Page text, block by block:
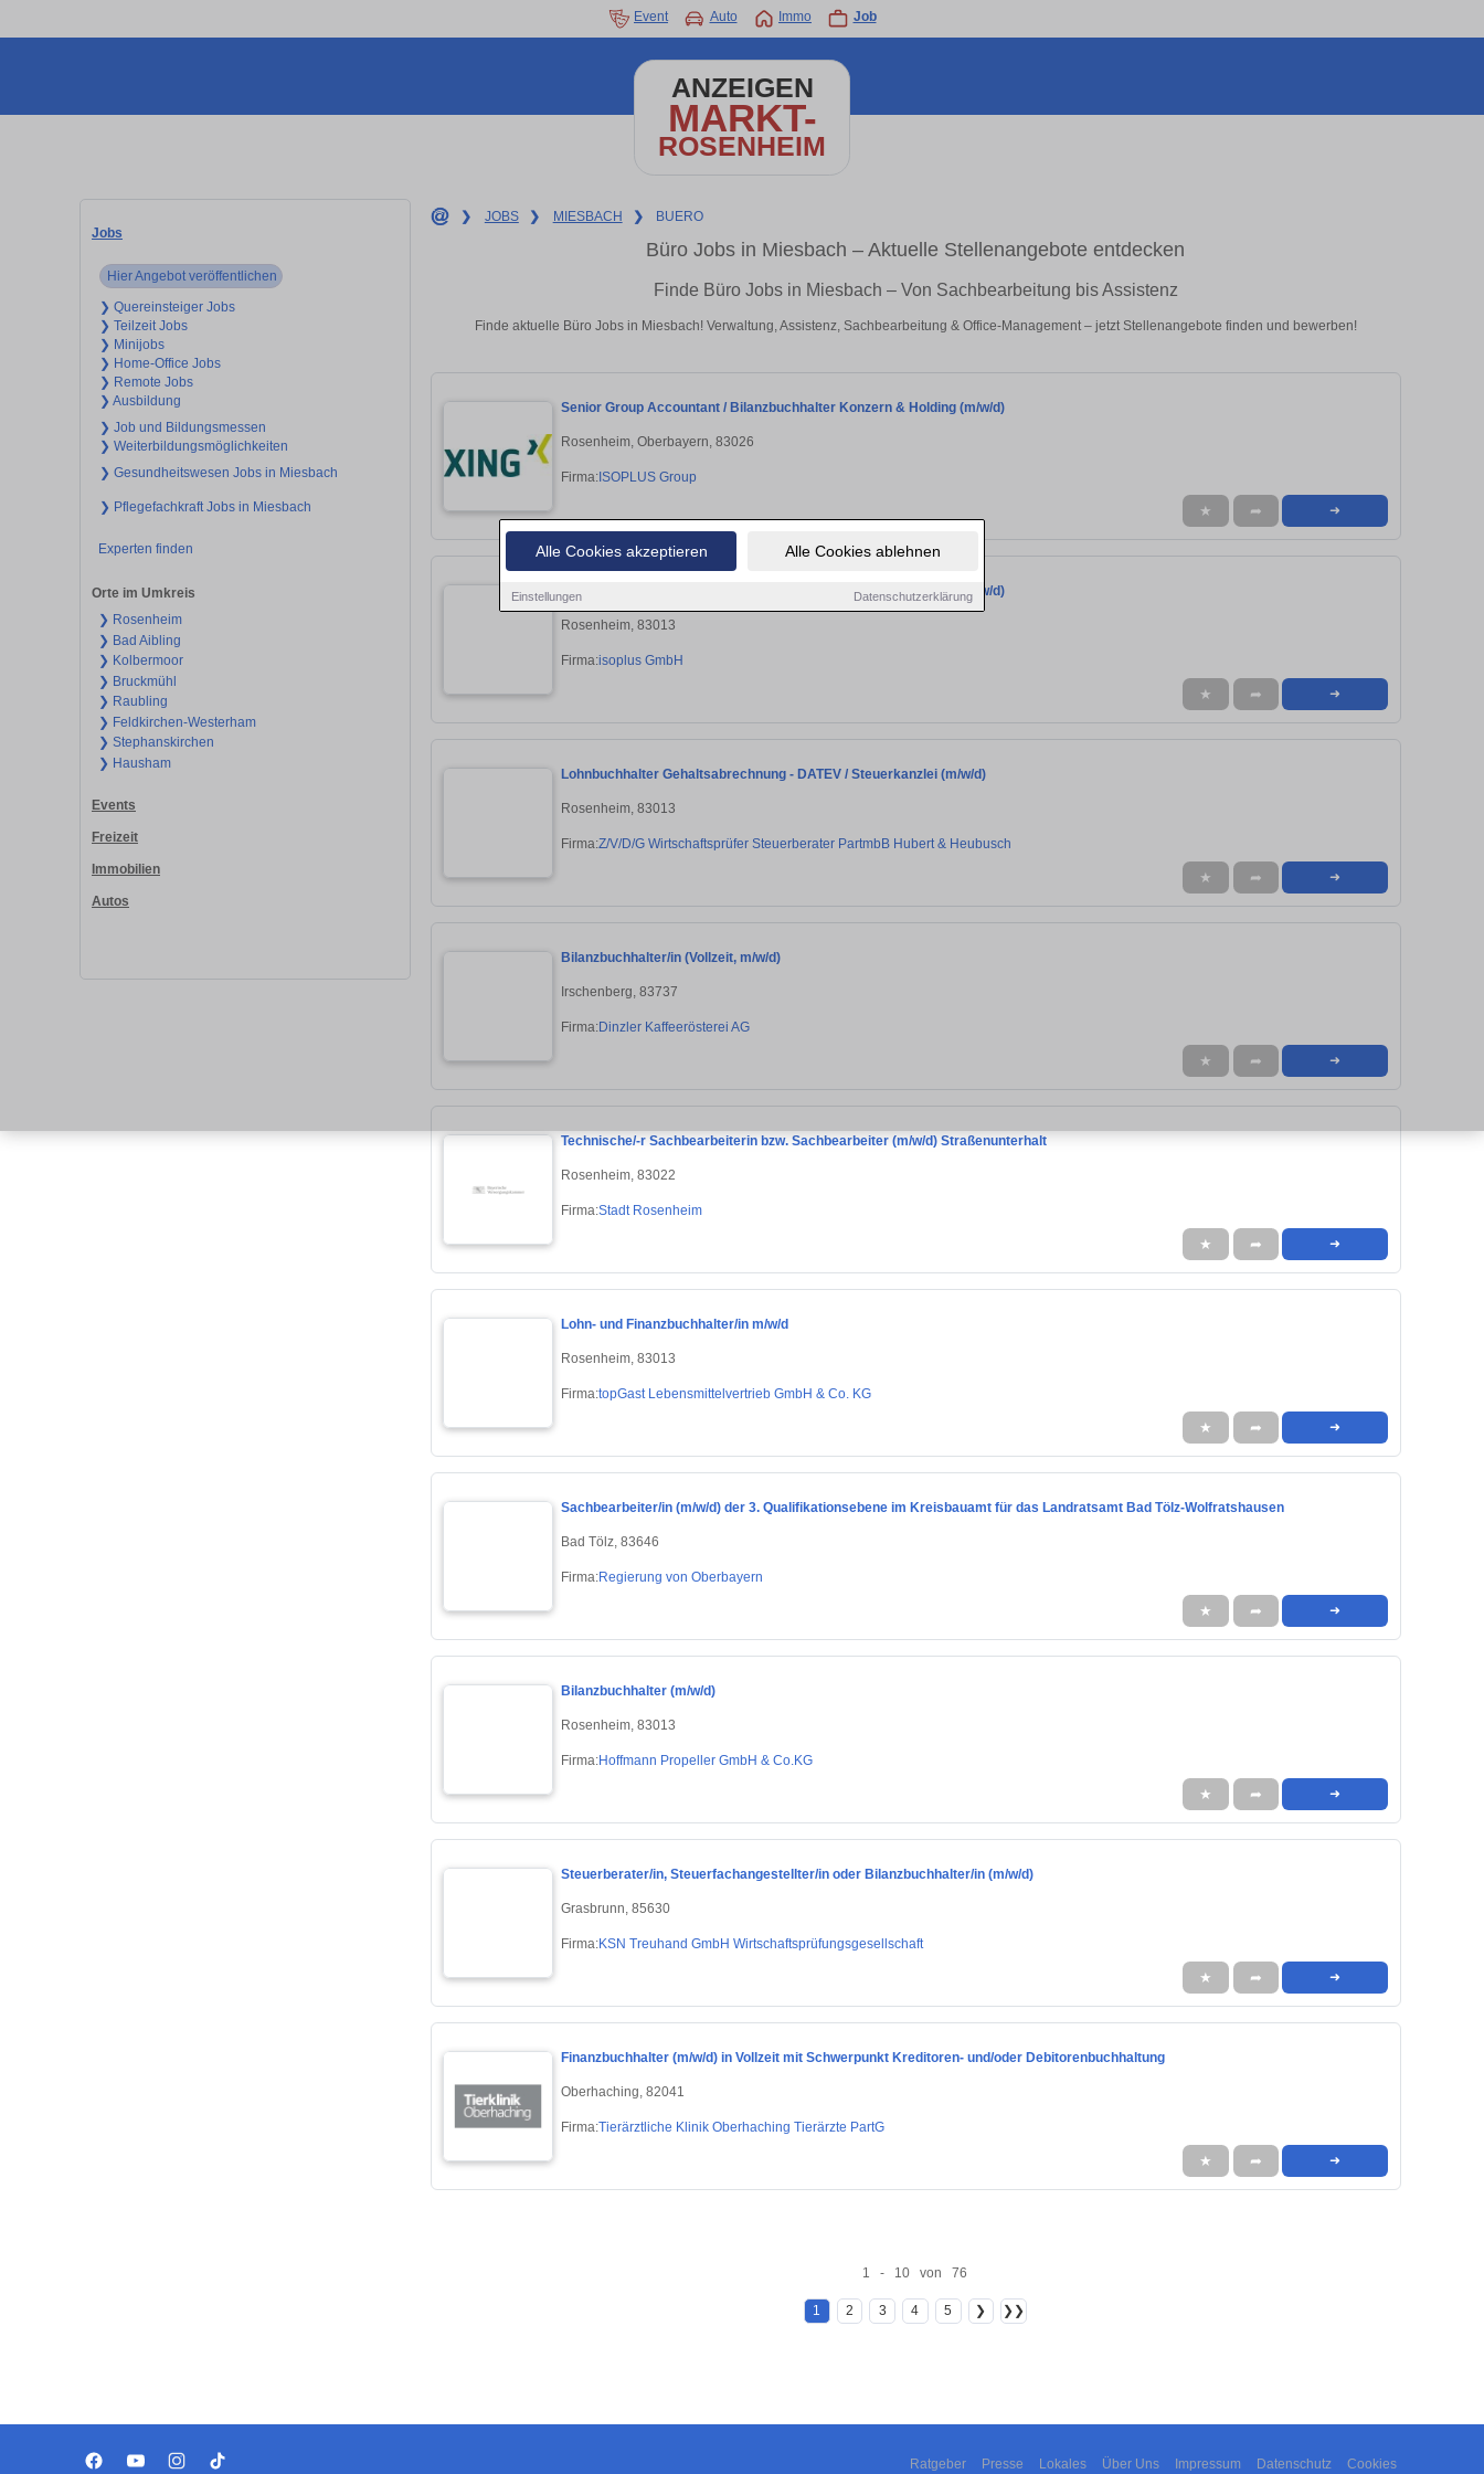
Alle Cookies akzeptieren Alle Cookies ablehnen
Einstellungen Datenschutzerklärung
Event Auto Immo Job
ANZEIGEN
MARKT-
ROSENHEIM
Jobs
Hier Angebot veröffentlichen
❯ Quereinsteiger Jobs
❯ Teilzeit Jobs
❯ Minijobs
❯ Home-Office Jobs
❯ Remote Jobs
❯ Ausbildung
❯ Job und Bildungsmessen
❯ Weiterbildungsmöglichkeiten
❯ Gesundheitswesen Jobs in Miesbach
❯ Pflegefachkraft Jobs in Miesbach
Experten finden
Orte im Umkreis
❯ Rosenheim
❯ Bad Aibling
❯ Kolbermoor
❯ Bruckmühl
❯ Raubling
❯ Feldkirchen-Westerham
❯ Stephanskirchen
❯ Hausham
Events
Freizeit
Immobilien
Autos
❯ JOBS ❯ MIESBACH ❯ BUERO
Büro Jobs in Miesbach – Aktuelle Stellenangebote entdecken
Finde Büro Jobs in Miesbach – Von Sachbearbeitung bis Assistenz
Finde aktuelle Büro Jobs in Miesbach! Verwaltung, Assistenz, Sachbearbeitung & Office-Management – jetzt Stellenangebote finden und bewerben!
Senior Group Accountant / Bilanzbuchhalter Konzern & Holding (m/w/d)
Rosenheim, Oberbayern, 83026
Firma:ISOPLUS Group
★ ➦ ➜
Senior Group Accountant / Bilanzbuchhalter Konzern & Holding (m/w/d)
Rosenheim, 83013
Firma:isoplus GmbH
★ ➦ ➜
Lohnbuchhalter Gehaltsabrechnung - DATEV / Steuerkanzlei (m/w/d)
Rosenheim, 83013
Firma:Z/V/D/G Wirtschaftsprüfer Steuerberater PartmbB Hubert & Heubusch
★ ➦ ➜
Bilanzbuchhalter/in (Vollzeit, m/w/d)
Irschenberg, 83737
Firma:Dinzler Kaffeerösterei AG
★ ➦ ➜
Technische/-r Sachbearbeiterin bzw. Sachbearbeiter (m/w/d) Straßenunterhalt
Rosenheim, 83022
Firma:Stadt Rosenheim
★ ➦ ➜
Lohn- und Finanzbuchhalter/in m/w/d
Rosenheim, 83013
Firma:topGast Lebensmittelvertrieb GmbH & Co. KG
★ ➦ ➜
Sachbearbeiter/in (m/w/d) der 3. Qualifikationsebene im Kreisbauamt für das Landratsamt Bad Tölz-Wolfratshausen
Bad Tölz, 83646
Firma:Regierung von Oberbayern
★ ➦ ➜
Bilanzbuchhalter (m/w/d)
Rosenheim, 83013
Firma:Hoffmann Propeller GmbH & Co.KG
★ ➦ ➜
Steuerberater/in, Steuerfachangestellter/in oder Bilanzbuchhalter/in (m/w/d)
Grasbrunn, 85630
Firma:KSN Treuhand GmbH Wirtschaftsprüfungsgesellschaft
★ ➦ ➜
Finanzbuchhalter (m/w/d) in Vollzeit mit Schwerpunkt Kreditoren- und/oder Debitorenbuchhaltung
Oberhaching, 82041
Firma:Tierärztliche Klinik Oberhaching Tierärzte PartG
★ ➦ ➜
1 - 10 von 76
1 2 3 4 5 ❯ ❯❯
Ratgeber Presse Lokales Über Uns Impressum Datenschutz Cookies